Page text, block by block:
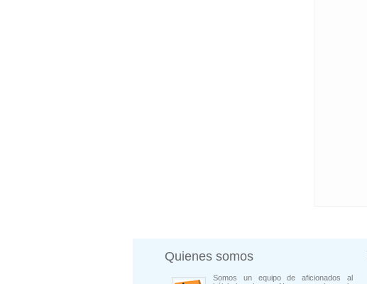
Quienes somos
Somos un equipo de aficionados al